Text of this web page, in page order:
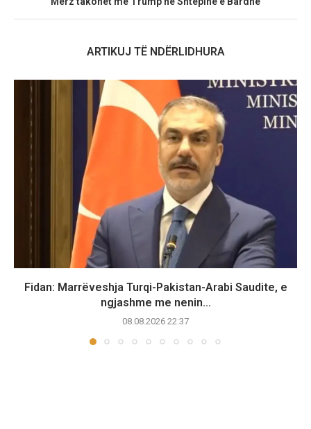
ARTIKUJ TË NDËRLIDHURA
Fidan: Marrëveshja Turqi-Pakistan-Arabi Saudite, e
ngjashme me nenin...
08.08.2026 22:37